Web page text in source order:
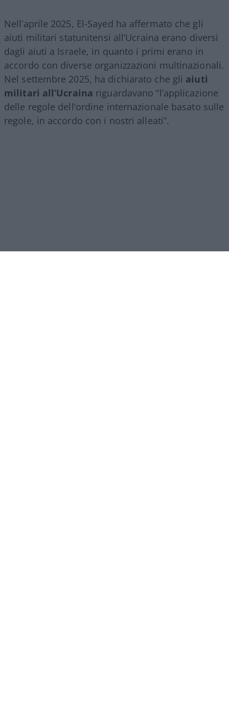
Nell’aprile 2025, El-Sayed ha affermato che gli
aiuti militari statunitensi all’Ucraina erano diversi
dagli aiuti a Israele, in quanto i primi erano in
accordo con diverse organizzazioni multinazionali.
Nel settembre 2025, ha dichiarato che gli aiuti
militari all’Ucraina riguardavano “l’applicazione
delle regole dell’ordine internazionale basato sulle
regole, in accordo con i nostri alleati”.